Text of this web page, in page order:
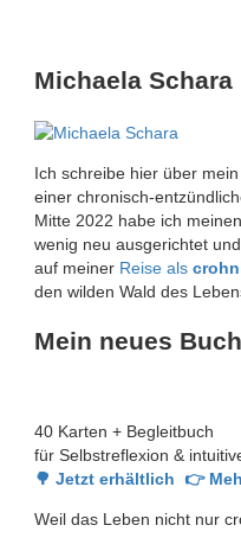
Michaela Schara
Ich schreibe hier über
einer chronisch-
Mitte 2022 habe ich
wenig neu ausgerichtet
auf meiner Reise als
den wilden Wald des
Mein neues
40 Karten + Begleitbuch
für Selbstreflexion &
🌳 Jetzt erhältlich 👉
Weil das Leben nicht nur